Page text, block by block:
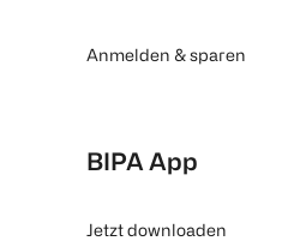
Anmelden & sparen
BIPA App
Jetzt downloaden